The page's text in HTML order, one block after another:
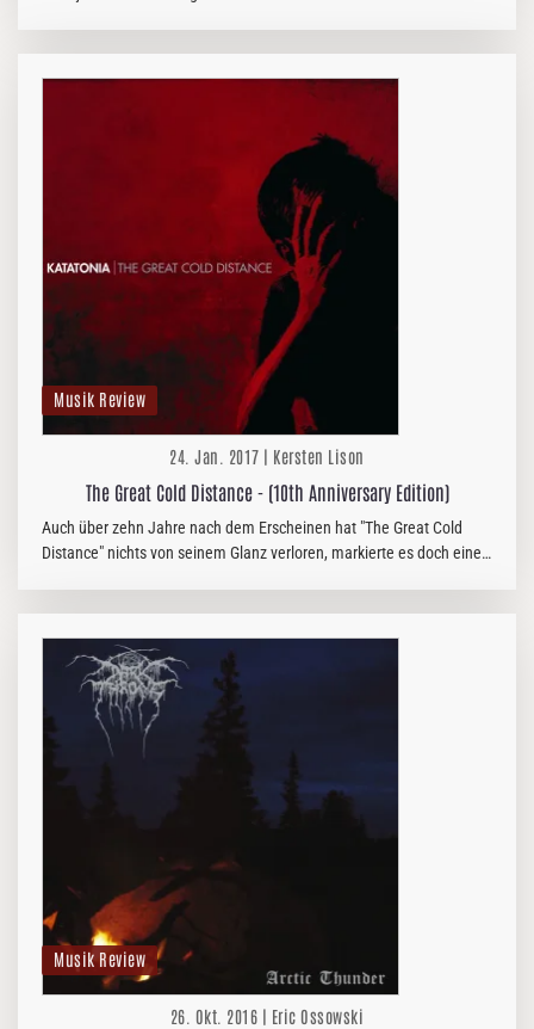
Musik Review
24. Jan. 2017 | Kersten Lison
The Great Cold Distance - (10th Anniversary Edition)
Auch über zehn Jahre nach dem Erscheinen hat "The Great Cold
Distance" nichts von seinem Glanz verloren, markierte es doch einen
Musik Review
26. Okt. 2016 | Eric Ossowski